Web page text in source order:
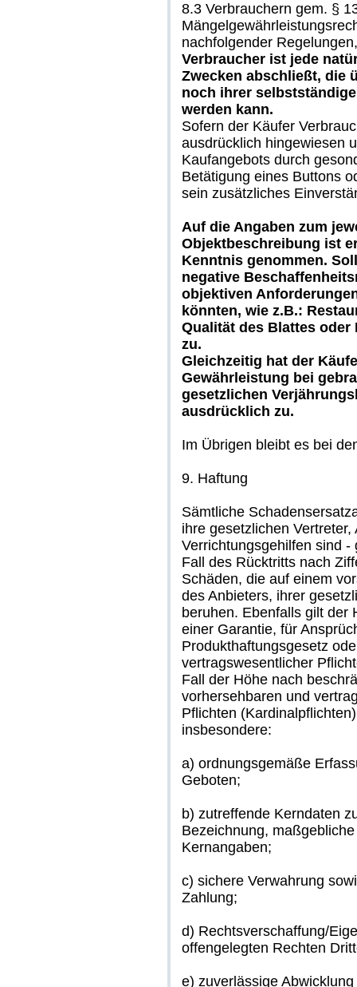
8.3 Verbrauchern gem. §
nachfolgender
Verbraucher ist jede
Zwecken abschließt, die
noch ihrer
werden kann.
Sofern der Käufer
ausdrücklich hingewiesen
Kaufangebots durch
Betätigung eines Buttons
sein zusätzliches
Auf die Angaben zum
Objektbeschreibung ist
Kenntnis genommen.
negative
objektiven
könnten, wie z.B.:
Qualität des Blattes
zu.
Gleichzeitig hat der
Gewährleistung bei
gesetzlichen
ausdrücklich zu.
Im Übrigen bleibt es bei
9. Haftung
Sämtliche
ihre gesetzlichen
Verrichtungsgehilfen sind
Fall des Rücktritts nach
Schäden, die auf einem
des Anbieters, ihrer
beruhen. Ebenfalls gilt der
einer Garantie, für
Produkthaftungsgesetz
vertragswesentlicher
Fall der Höhe nach
vorhersehbaren und
Pflichten
insbesondere:
a) ordnungsgemäße
Geboten;
b) zutreffende Kerndaten
Bezeichnung,
Kernangaben;
c) sichere Verwahrung
Zahlung;
d) Rechtsverschaffung/
offengelegten Rechten
e) zuverlässige